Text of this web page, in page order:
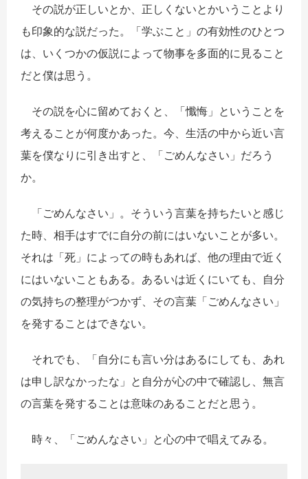
その説が正しいとか、正しくないとかいうことより
も印象的な説だった。「学ぶこと」の有効性のひとつ
は、いくつかの仮説によって物事を多面的に見ること
だと僕は思う。
その説を心に留めておくと、「懺悔」ということを
考えることが何度かあった。今、生活の中から近い言
葉を僕なりに引き出すと、「ごめんなさい」だろう
か。
「ごめんなさい」。そういう言葉を持ちたいと感じ
た時、相手はすでに自分の前にはいないことが多い。
それは「死」によっての時もあれば、他の理由で近く
にはいないこともある。あるいは近くにいても、自分
の気持ちの整理がつかず、その言葉「ごめんなさい」
を発することはできない。
それでも、「自分にも言い分はあるにしても、あれ
は申し訳なかったな」と自分が心の中で確認し、無言
の言葉を発することは意味のあることだと思う。
時々、「ごめんなさい」と心の中で唱えてみる。